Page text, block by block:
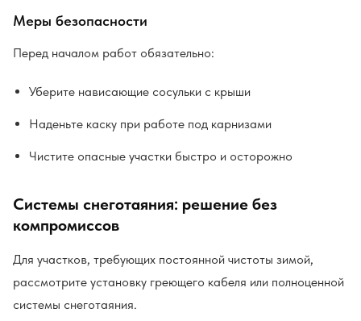
Меры безопасности
Перед началом работ обязательно:
Уберите нависающие сосульки с крыши
Наденьте каску при работе под карнизами
Чистите опасные участки быстро и осторожно
Системы снеготаяния: решение без
компромиссов
Для участков, требующих постоянной чистоты зимой,
рассмотрите установку греющего кабеля или полноценной
системы снеготаяния.